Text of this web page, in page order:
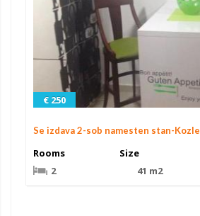
€ 250
Se izdava 2-sob namesten stan-Kozle
Rooms
2
Size
41 m2